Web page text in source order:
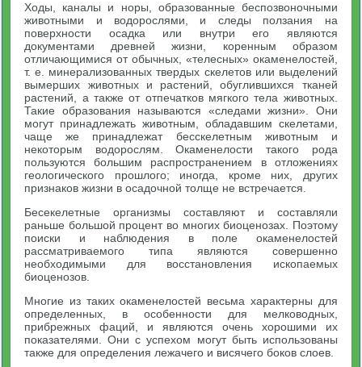
Ходы, каналы и норы, образованные беспозвоночными
животными и водорослями, и следы ползания на
поверхности осадка или внутри его являются
документами древней жизни, коренным образом
отличающимися от обычных, «телесных» окаменелостей,
т. е. минерализованных твердых скелетов или выделений
вымерших животных и растений, обуглившихся тканей
растений, а также от отпечатков мягкого тела животных.
Такие образования называются «следами жизни». Они
могут принадлежать животным, обладавшим скелетами,
чаще же принадлежат бесскелетным животным и
некоторым водорослям. Окаменелости такого рода
пользуются большим распространением в отложениях
геологического прошлого; иногда, кроме них, других
признаков жизни в осадочной толще не встречается.
Бесекелетные организмы составляют и составляли
раньше большой процент во многих биоценозах. Поэтому
поиски и наблюдения в поле окаменелостей
рассматриваемого типа являются совершенно
необходимыми для восстановления ископаемых
биоценозов.
Многие из таких окаменелостей весьма характерны для
определенных, в особенности для мелководных,
прибрежных фаций, и являются очень хорошими их
показателями. Они с успехом могут быть использованы
также для определения лежачего и висячего боков слоев.